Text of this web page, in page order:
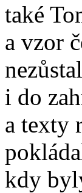
také
a vzor
i do
a texty
kdy